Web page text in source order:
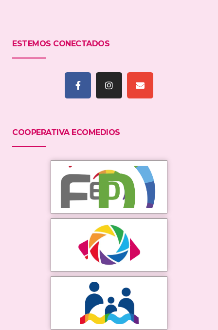
ESTEMOS CONECTADOS
COOPERATIVA ECOMEDIOS